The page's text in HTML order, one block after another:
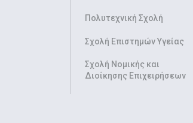
Πολυτεχνική Σχολή
Σχολή Επιστημών Υγείας
Σχολή Νομικής και
Διοίκησης Επιχειρήσεων